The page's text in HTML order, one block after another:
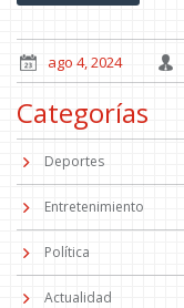
ago 4, 2024
Categorías
Deportes
Entretenimiento
Política
Actualidad